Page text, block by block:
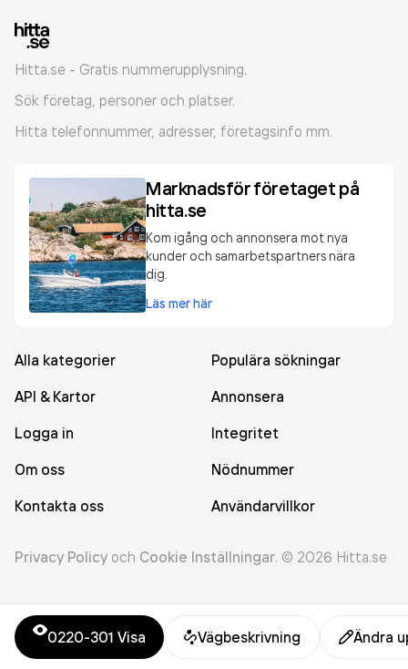
0220-301 Visa Vägbeskrivning Ändra
Hitta.se - Gratis nummerupplysning.
Sök företag, personer och platser.
Hitta telefonnummer, adresser, företagsinfo mm.
Marknadsför företaget på
hitta.se
Kom igång och annonsera mot nya
kunder och samarbetspartners nära
dig.
Läs mer här
Alla kategorier
Populära sökningar
API & Kartor
Annonsera
Logga in
Integritet
Om oss
Nödnummer
Kontakta oss
Användarvillkor
Privacy Policy och Cookie Inställningar. © 2026 Hitta.se